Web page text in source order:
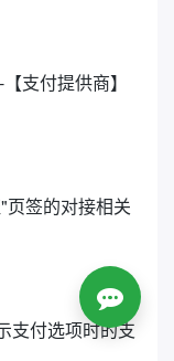
支付提供商】
页签的对接相关
支付选项时的支